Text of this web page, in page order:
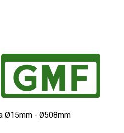
Ø15mm - Ø508mm